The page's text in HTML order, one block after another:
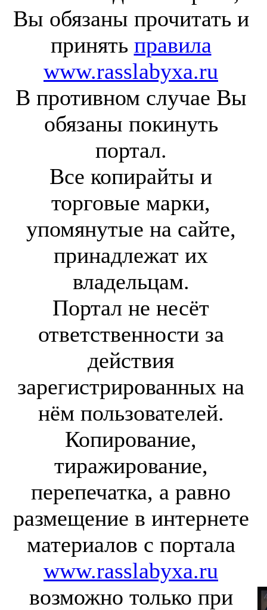
Вы обязаны прочитать и
принять правила
www.rasslabyxa.ru
В противном случае Вы
обязаны покинуть
портал.
Все копирайты и
торговые марки,
упомянутые на сайте,
принадлежат их
владельцам.
Портал не несёт
ответственности за
действия
зарегистрированных на
нём пользователей.
Копирование,
тиражирование,
перепечатка, а равно
размещение в интернете
материалов с портала
www.rasslabyxa.ru
возможно только при